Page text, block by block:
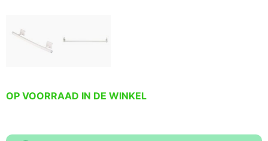
OP VOORRAAD IN DE WINKEL